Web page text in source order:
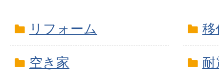
リフォーム 移
空き家 耐